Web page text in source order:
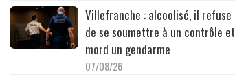
Villefranche : alcoolisé, il refuse
de se soumettre à un contrôle et
mord un gendarme
07/08/26